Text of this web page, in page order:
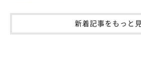
なぜ自分のおならに
新着記事をもっと